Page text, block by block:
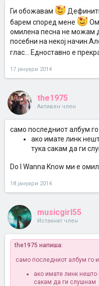
Ги обожавам
барем според мене
омилена песна не можам
посебни на некој
глас... Едноставно е
17 јануари 2014
the1975
Активен член
само последниот албум
ако имате линк
тука сакам да ги
Do I Wanna Know ми е
18 јануари 2014
musicgirl55
Истакнат член
the1975 напиша:
само последниот албум го
ако имате линк нешто
сакам да ги слушнам